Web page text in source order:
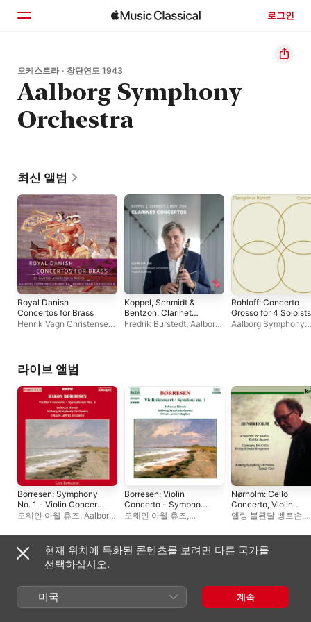
로그인
홈
둘러보기
검색
오케스트라 · 창단연도 1943
Aalborg Symphony
Orchestra
최신 앨범
Royal Danish
Concertos for Brass
Henrik Vagn Christensen,
Koppel, Schmidt &
Bentzon: Clarinet
Concertos
Fredrik Burstedt, Aalborg
Rohloff: Concerto
Grosso for 4
Orchestra - EP
Aalborg Symphony
라이브 앨범
Borresen: Symphony
No. 1 - Violin Concerto
in G Major
오웨인 아웰 휴즈, Aalborg
Rebecca Hirsch
Borresen: Violin
Concerto - Symphony
No. 1
오웨인 아웰 휴즈,
Symphony Orchestra
Nørholm: Cello
Concerto, Violin
Concerto No 1
엘링 블뢴달 벵트손,
Symphony
싱글 및 EP
현재 위치에 특화된 콘텐츠를 보려면 다른 국가를
선택하십시오.
미국 계속